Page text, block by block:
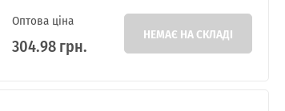
Оптова ціна
304.98 грн. НЕМАЄ НА СКЛАДІ